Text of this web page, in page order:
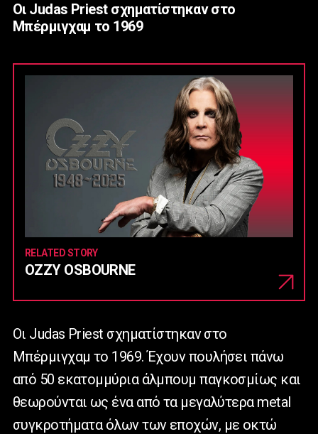
Οι Judas Priest σχηματίστηκαν στο
Μπέρμιγχαμ το 1969
RELATED STORY
OZZY OSBOURNE
Οι Judas Priest σχηματίστηκαν στο
Μπέρμιγχαμ το 1969. Έχουν πουλήσει πάνω
από 50 εκατομμύρια άλμπουμ παγκοσμίως και
θεωρούνται ως ένα από τα μεγαλύτερα metal
συγκροτήματα όλων των εποχών, με οκτώ